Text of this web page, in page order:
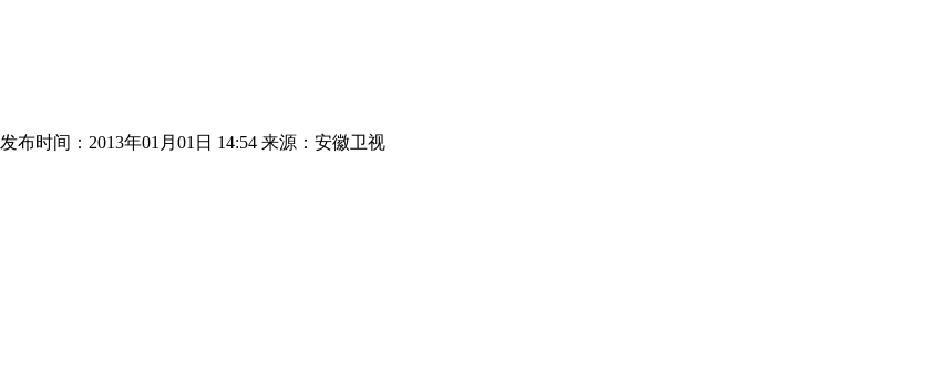
发布时间：2013年01月01日 14:54 来源：安徽卫视